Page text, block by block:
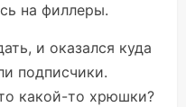
на филлеры.
и оказался куда
подписчики.
какой-то хрюшки?